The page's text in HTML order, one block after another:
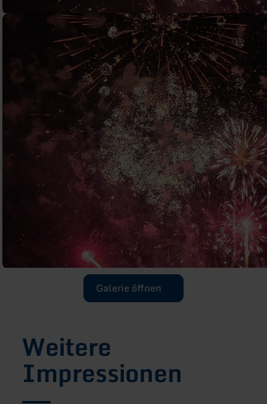
Galerie öffnen
Weitere
Impressionen